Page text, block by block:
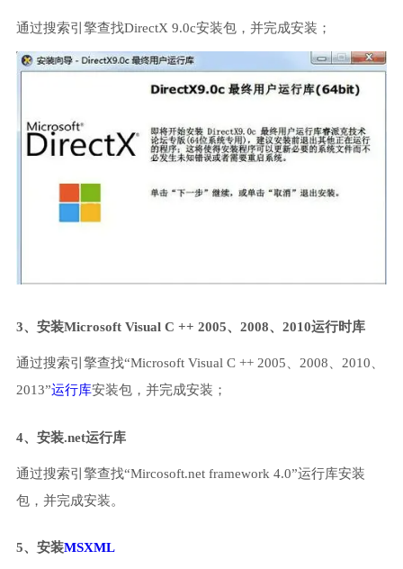
通过搜索引擎查找DirectX 9.0c安装包，并完成安装；
3、安装Microsoft Visual C ++ 2005、2008、2010运行时库
通过搜索引擎查找“Microsoft Visual C ++ 2005、2008、2010、
2013”运行库安装包，并完成安装；
4、安装.net运行库
通过搜索引擎查找“Mircosoft.net framework 4.0”运行库安装
包，并完成安装。
5、安装MSXML